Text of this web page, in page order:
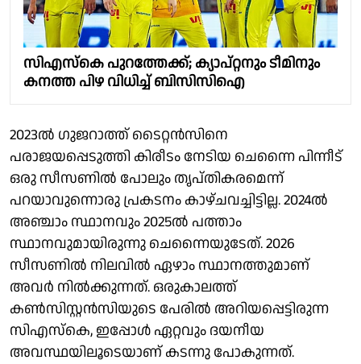
സിഎസ്കെ പുറത്തേക്ക്; ക്യാപ്റ്റനും ടീമിനും
കനത്ത പിഴ വിധിച്ച് ബിസിസിഐ
2023ൽ ഗുജറാത്ത് ടൈറ്റൻസിനെ
പരാജയപ്പെടുത്തി കിരീടം നേടിയ ചെന്നൈ പിന്നീട്
ഒരു സീസണിൽ പോലും തൃപ്തികരമെന്ന്
പറയാവുന്നൊരു പ്രകടനം കാഴ്ചവച്ചിട്ടില്ല. 2024ൽ
അഞ്ചാം സ്ഥാനവും 2025ൽ പത്താം
സ്ഥാനവുമായിരുന്നു ചെന്നൈയുടേത്. 2026
സീസണിൽ നിലവിൽ ഏഴാം സ്ഥാനത്തുമാണ്
അവർ നിൽക്കുന്നത്. ഒരുകാലത്ത്‌
കൺസിസ്റ്റൻസിയുടെ പേരിൽ അറിയപ്പെട്ടിരുന്ന
സിഎസ്കെ, ഇപ്പോൾ ഏറ്റവും ദയനീയ
അവസ്ഥയിലൂടെയാണ് കടന്നു പോകുന്നത്.